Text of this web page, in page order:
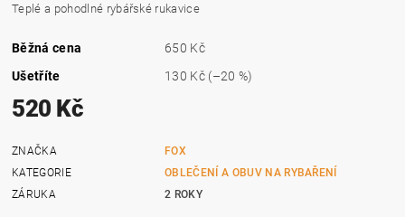
Teplé a pohodlné rybářské rukavice
Běžná cena
650 Kč
Ušetříte
130 Kč (–20 %)
520 Kč
ZNAČKA
FOX
KATEGORIE
OBLEČENÍ A OBUV NA RYBAŘENÍ
ZÁRUKA
2 ROKY